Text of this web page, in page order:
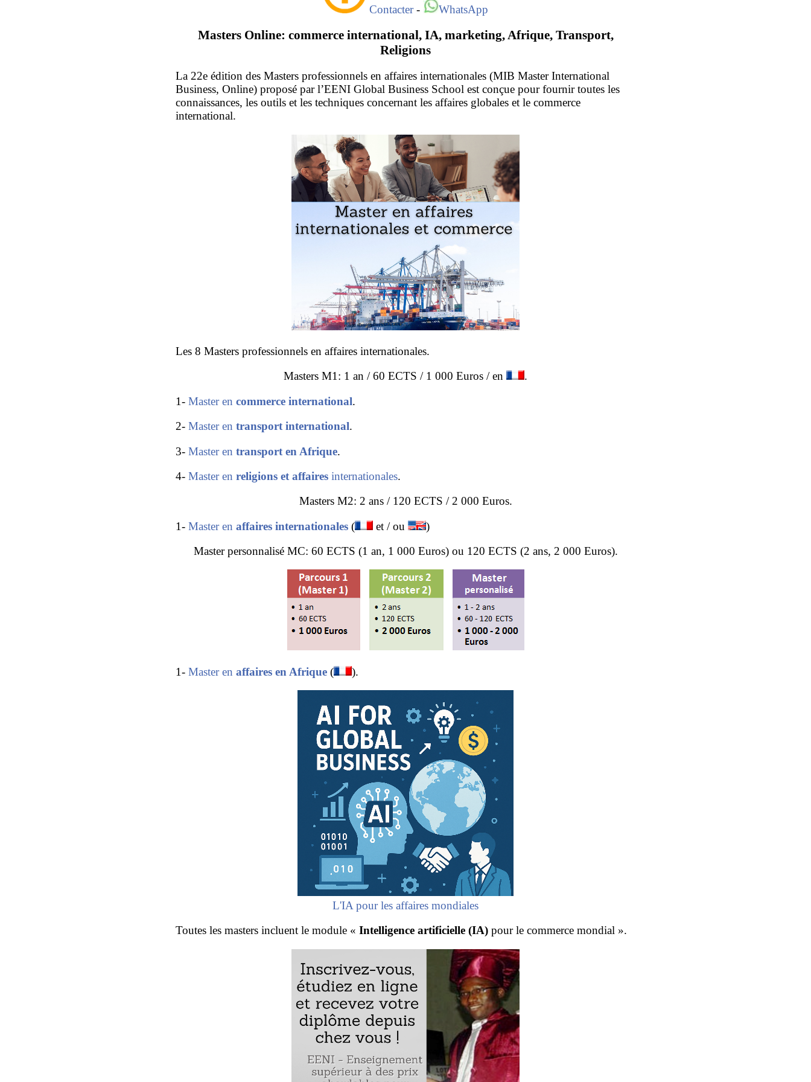
Contacter- WhatsApp
Masters Online: commerce international, IA, marketing, Afrique, Transport,
Religions
La 22e édition des Masters professionnels en affaires internationales (MIB Master International
Business, Online) proposé par l’EENI Global Business School est conçue pour fournir toutes les
connaissances, les outils et les techniques concernant les affaires globales et le commerce
international.
Les 8 Masters professionnels en affaires internationales.
Masters M1: 1 an / 60 ECTS / 1 000 Euros / en
.
1- Master en commerce international.
2- Master en transport international.
3- Master en transport en Afrique.
4- Master en religions et affaires internationales.
Masters M2: 2 ans / 120 ECTS / 2 000 Euros.
1- Master en affaires internationales ( et / ou
)
Master personnalisé MC: 60 ECTS (1 an, 1 000 Euros) ou 120 ECTS (2 ans, 2 000 Euros).
1- Master en affaires en Afrique ( ).
L'IA pour les affaires mondiales
Toutes les masters incluent le module « Intelligence artificielle (IA) pour le commerce mondial ».